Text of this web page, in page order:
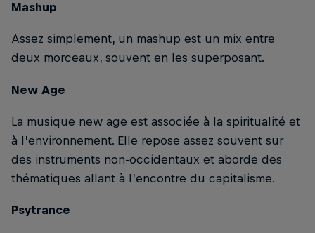
Mashup
Assez simplement, un mashup est un mix entre
deux morceaux, souvent en les superposant.
New Age
La musique new age est associée à la spiritualité et
à l’environnement. Elle repose assez souvent sur
des instruments non-occidentaux et aborde des
thématiques allant à l’encontre du capitalisme.
Psytrance